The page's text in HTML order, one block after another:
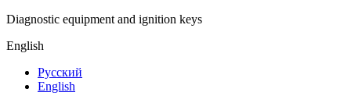
Diagnostic equipment and ignition keys
English
Русский
English